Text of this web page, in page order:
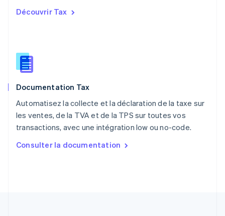
Découvrir Tax
Documentation Tax
Automatisez la collecte et la déclaration de la taxe sur
les ventes, de la TVA et de la TPS sur toutes vos
transactions, avec une intégration low ou no-code.
Consulter la documentation
Portugal
République tchèque
English
English
Royaume-Uni
Singapour
English简体中文
English